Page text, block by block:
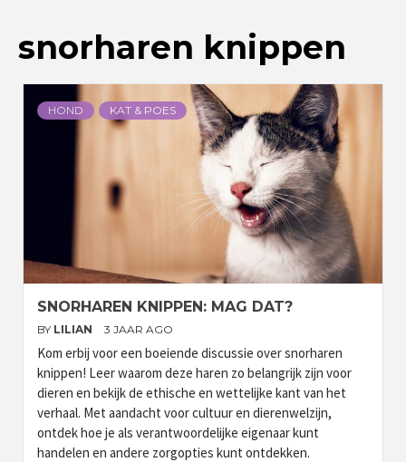
snorharen knippen
HOND KAT & POES
SNORHAREN KNIPPEN: MAG DAT?
BY LILIAN 3 JAAR AGO
Kom erbij voor een boeiende discussie over snorharen
knippen! Leer waarom deze haren zo belangrijk zijn voor
dieren en bekijk de ethische en wettelijke kant van het
verhaal. Met aandacht voor cultuur en dierenwelzijn,
ontdek hoe je als verantwoordelijke eigenaar kunt
handelen en andere zorgopties kunt ontdekken.